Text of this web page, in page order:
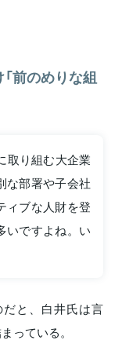
前のめりな組
取り組む大企業
な部署や子会社
ィブな人財を登
いですよね。い
と、白井氏は言
っている。